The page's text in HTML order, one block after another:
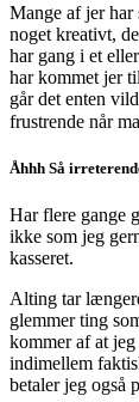
Mange af jer har
noget kreativt,
har gang i et
har kommet jer
går det enten
frustrende når
Åhhh Så
Har flere gange
ikke som jeg
kasseret.
Alting tar
glemmer ting
kommer af at
indimellem
betaler jeg også